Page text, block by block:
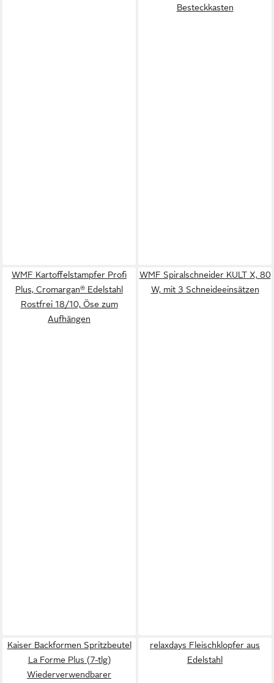
Besteckkasten
WMF Kartoffelstampfer Profi
Plus, Cromargan® Edelstahl
Rostfrei 18/10, Öse zum
Aufhängen
WMF Spiralschneider KULT X, 80
W, mit 3 Schneideeinsätzen
Kaiser Backformen Spritzbeutel
La Forme Plus (7-tlg)
Wiederverwendbarer
relaxdays Fleischklopfer aus
Edelstahl